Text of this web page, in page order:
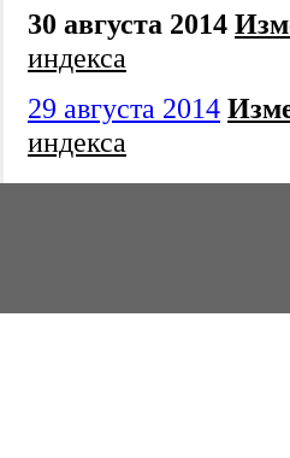
30 августа 2014
индекса
29 августа 2014
индекса